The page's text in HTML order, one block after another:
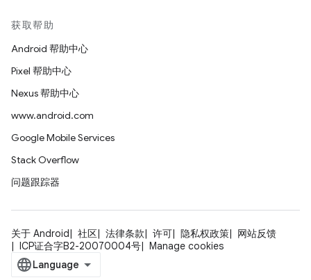
获取帮助
Android 帮助中心
Pixel 帮助中心
Nexus 帮助中心
www.android.com
Google Mobile Services
Stack Overflow
问题跟踪器
关于 Android 社区 法律条款 许可 隐私权政策
网站反馈
ICP证合字B2-20070004号
Manage cookies